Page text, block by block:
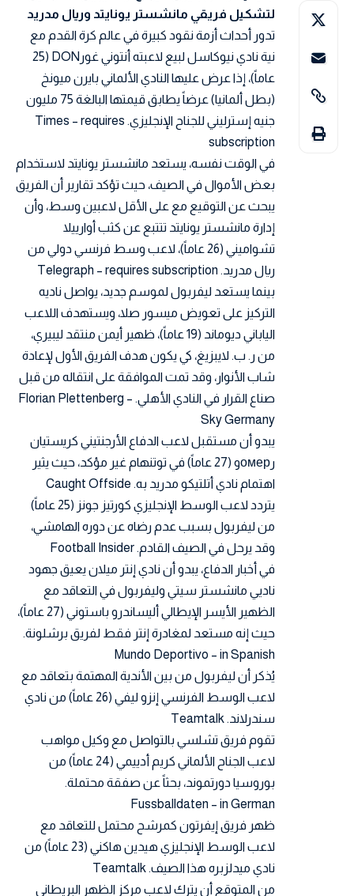
لتشكيل فريقي مانشستر يونايتد وريال مدريد
تدور أحداث أزمة نقود كبيرة في عالم كرة القدم مع
نية نادي نيوكاسل لبيع لاعبته أنتوني غورDON (25
عاماً)، إذا عرض عليها النادي الألماني بايرن ميونخ
(بطل ألمانيا) عرضاً يطابق قيمتها البالغة 75 مليون
جنيه إسترليني للجناح الإنجليزي.Times – requires
subscription
في الوقت نفسه، يستعد مانشستر يونايتد لاستخدام
بعض الأموال في الصيف، حيث تؤكد تقارير أن الفريق
يبحث عن التوقيع مع على الأقل لاعبين وسط، وأن
إدارة مانشستر يونايتد تتتبع عن كثب أوارييلا
تشواميني (26 عاماً)، لاعب وسط فرنسي دولي من
ريال مدريد.Telegraph – requires subscription
بينما يستعد ليفربول لموسم جديد، يواصل ناديه
التركيز على تعويض ميسور صلا، ويستهدف اللاعب
الياباني ديوماند (19 عاماً)، ظهير أيمن منتقد ليبيري،
من ر. ب. لايبزيغ، كي يكون هدف الفريق الأول لإعادة
شاب الأنوار، وقد تمت الموافقة على انتقاله من قبل
صناع القرار في النادي الأهلي.Florian Plettenberg –
Sky Germany
يبدو أن مستقبل لاعب الدفاع الأرجنتيني كريستيان
رомерو (27 عاماً) في توتنهام غير مؤكد، حيث يثير
اهتمام نادي أتلتيكو مدريد به.Caught Offside
يتردد لاعب الوسط الإنجليزي كورتيز جونز (25 عاماً)
من ليفربول بسبب عدم رضاه عن دوره الهامشي،
وقد يرحل في الصيف القادم.Football Insider
في أخبار الدفاع، يبدو أن نادي إنتر ميلان يعيق جهود
ناديي مانشستر سيتي وليفربول في التعاقد مع
الظهير الأيسر الإيطالي أليساندرو باستوني (27 عاماً)،
حيث إنه مستعد لمغادرة إنتر فقط لفريق برشلونة.
Mundo Deportivo – in Spanish
يُذكر أن ليفربول من بين الأندية المهتمة بتعاقد مع
لاعب الوسط الفرنسي إنزو ليفي (26 عاماً) من نادي
سندرلاند.Teamtalk
تقوم فريق تشلسي بالتواصل مع وكيل مواهب
لاعب الجناح الألماني كريم أدييمي (24 عاماً) من
بوروسيا دورتموند، بحثاً عن صفقة محتملة.
Fussballdaten – in German
ظهر فريق إيفرتون كمرشح محتمل للتعاقد مع
لاعب الوسط الإنجليزي هيدين هاكني (23 عاماً) من
نادي ميدلزبره هذا الصيف.Teamtalk
من المتوقع أن يترك لاعب مركز الظهر البريطاني